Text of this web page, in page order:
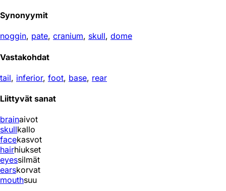
Synonyymit
noggin, pate, cranium, skull, dome
Vastakohdat
tail, inferior, foot, base, rear
Liittyvät sanat
brainaivot
skullkallo
facekasvot
hairhiukset
eyessilmät
earskorvat
mouthsuu